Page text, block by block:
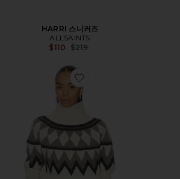
HARRI 스니커즈
ALLSAINTS
$110 Previous price:
$219
Favorite TARA 스웨터